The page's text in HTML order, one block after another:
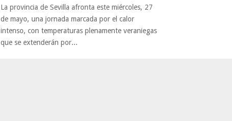
La provincia de Sevilla afronta este miércoles, 27
de mayo, una jornada marcada por el calor
intenso, con temperaturas plenamente veraniegas
que se extenderán por...